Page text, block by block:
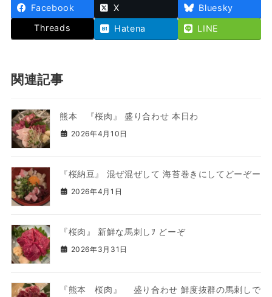
Facebook X
Bluesky
Threads
Hatena LINE
関連記事
熊本 『桜肉』 盛り合わせ 本日わ
2026年4月10日
『桜納豆』 混ぜ混ぜして 海苔巻きにしてどーぞー
2026年4月1日
『桜肉』 新鮮な馬刺しｦ どーぞ
2026年3月31日
『熊本 桜肉』 盛り合わせ 鮮度抜群の馬刺しで